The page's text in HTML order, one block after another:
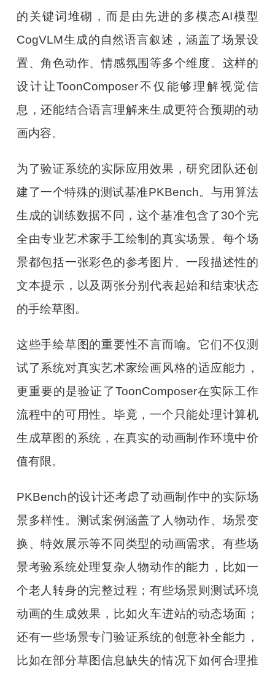
的关键词堆砌，而是由先进的多模态AI模型
CogVLM生成的自然语言叙述，涵盖了场景设
置、角色动作、情感氛围等多个维度。这样的
设计让ToonComposer不仅能够理解视觉信
息，还能结合语言理解来生成更符合预期的动
画内容。
为了验证系统的实际应用效果，研究团队还创
建了一个特殊的测试基准PKBench。与用算法
生成的训练数据不同，这个基准包含了30个完
全由专业艺术家手工绘制的真实场景。每个场
景都包括一张彩色的参考图片、一段描述性的
文本提示，以及两张分别代表起始和结束状态
的手绘草图。
这些手绘草图的重要性不言而喻。它们不仅测
试了系统对真实艺术家绘画风格的适应能力，
更重要的是验证了ToonComposer在实际工作
流程中的可用性。毕竟，一个只能处理计算机
生成草图的系统，在真实的动画制作环境中价
值有限。
PKBench的设计还考虑了动画制作中的实际场
景多样性。测试案例涵盖了人物动作、场景变
换、特效展示等不同类型的动画需求。有些场
景考验系统处理复杂人物动作的能力，比如一
个老人转身的完整过程；有些场景则测试环境
动画的生成效果，比如火车进站的动态场面；
还有一些场景专门验证系统的创意补全能力，
比如在部分草图信息缺失的情况下如何合理推